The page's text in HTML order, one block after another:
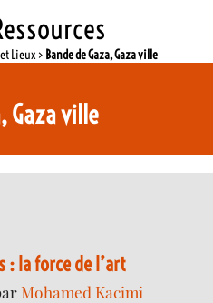
Lieux > Bande de Gaza, Gaza ville
Gaza ville
: la force de l’art
Mohamed Kacimi